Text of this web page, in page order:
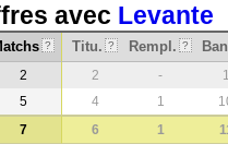
avec Levante
? Titu. ? Rempl. ?
2 2 -
5 4 1
7 6 1